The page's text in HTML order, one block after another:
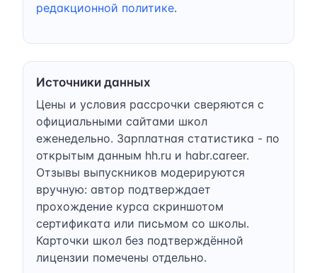
редакционной политике.
Источники данных
Цены и условия рассрочки сверяются с
официальными сайтами школ
еженедельно. Зарплатная статистика - по
открытым данным hh.ru и habr.career.
Отзывы выпускников модерируются
вручную: автор подтверждает
прохождение курса скриншотом
сертификата или письмом со школы.
Карточки школ без подтверждённой
лицензии помечены отдельно.